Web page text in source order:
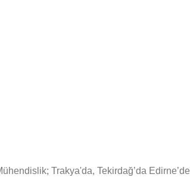
Trakya'da, Tekirdağ’da Edirne’de